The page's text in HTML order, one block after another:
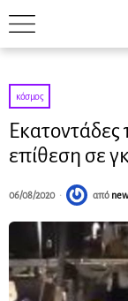
κόσμος
επίθεση σε
06/08/2020 από